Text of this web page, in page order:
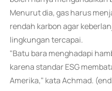
Menurut dia, gas harus
rendah karbon agar
lingkungan tercapai.
"Batu bara menghadapi
karena standar ESG
Amerika," kata Achmad.